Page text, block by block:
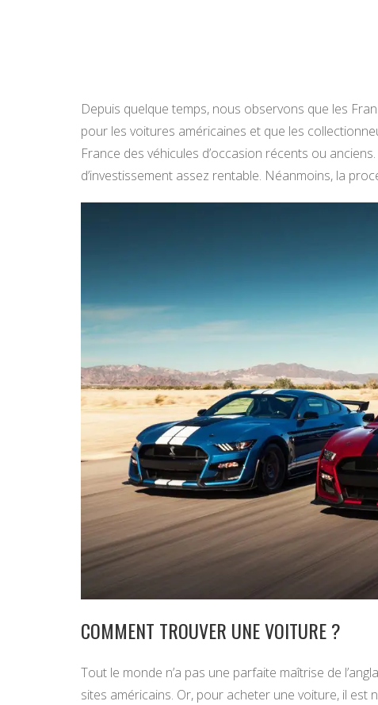
Depuis quelque temps, nous observons que les
pour les voitures américaines et que les
France des véhicules d’occasion récents ou
d’investissement assez rentable. Néanmoins, la
COMMENT TROUVER UNE VOITURE ?
Tout le monde n’a pas une parfaite maîtrise de
sites américains. Or, pour acheter une voiture, il